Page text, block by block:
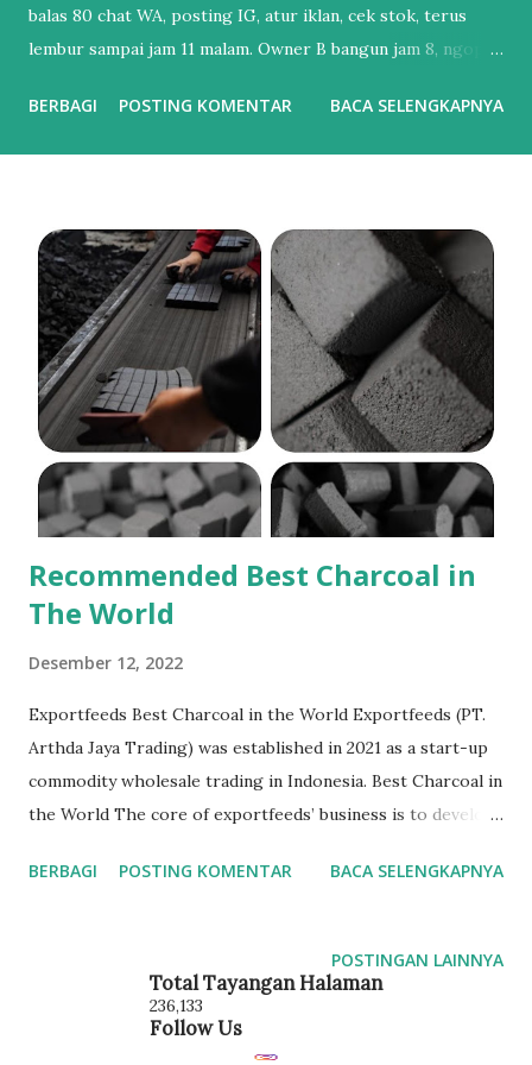
balas 80 chat WA, posting IG, atur iklan, cek stok, terus
lembur sampai jam 11 malam. Owner B bangun jam 8, ngopi,
sendiri, laporan penjualan udah masuk email. Bedanya?
paling keras tapi hasilnya paling dikit. Perbedaan Automasi
vs Manual : Tebak Sendiri vs Dikerjain Sistem Balas Chat :
Ngetik satu-satu. Telat 5 menit = customer kabur.
Sedangkan Chatbot AI bales 24/7 dalam 3 detik. Posting
Konten : Inget-inget, bikin pas ada waktu. Sedangkan AI
Dijadwal otomatis, jam terbaik udah diitung AI. Iklan :
Boosting asal. Bujet habis, nggak tau kemana. Lalu kalau AI
atur target, matiin iklan yang boncos, naikin yang closing.
Follow Up : Lupa. Karena kebanyakan kerjaa...
BERBAGI POSTING KOMENTAR BACA SELENGKAPNYA
Recommended Best Charcoal in
The World
Desember 12, 2022
Exportfeeds Best Charcoal in the World Exportfeeds (PT.
Arthda Jaya Trading) was established in 2021 as a start-up
commodity wholesale trading in Indonesia. Best Charcoal in
the World The core of exportfeeds’ business is to develop
adequate supply chain. Our key strategy is to create an
high demand for exports allows exportfeeds to absorb
more supply that results in high prosperity for farmers as
BERBAGI POSTING KOMENTAR BACA SELENGKAPNYA
POSTINGAN LAINNYA
Total Tayangan Halaman
236,133
Follow Us